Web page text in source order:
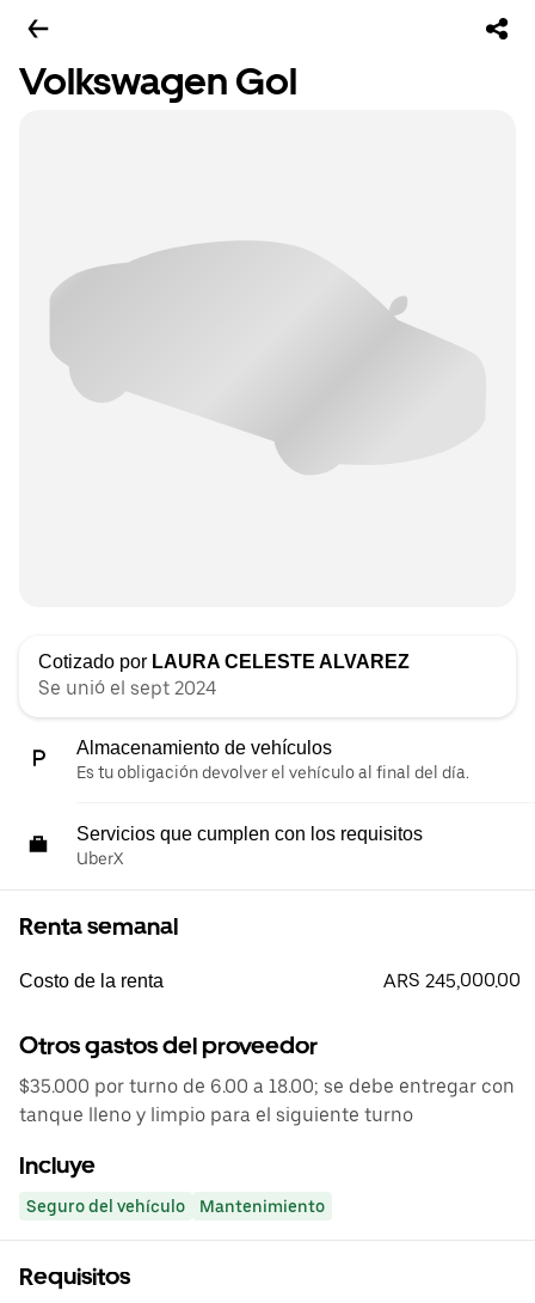
Volkswagen Gol
Cotizado por LAURA CELESTE ALVAREZ
Se unió el sept 2024
Almacenamiento de vehículos
Es tu obligación devolver el vehículo al final del día.
Servicios que cumplen con los requisitos
UberX
Renta semanal
Costo de la renta ARS 245,000.00
Otros gastos del proveedor
$35.000 por turno de 6.00 a 18.00; se debe entregar con
tanque lleno y limpio para el siguiente turno
Incluye
Seguro del vehículo Mantenimiento
Requisitos